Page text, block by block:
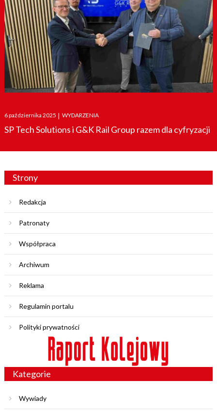
Posted
on
6 października 2025 | WYDARZENIA
SP Tech Solutions i G&K Rail Group razem dla cyfryzacji
Strony
Redakcja
Patronaty
Współpraca
Archiwum
Reklama
Regulamin portalu
Polityki prywatności
Kategorie
Wywiady